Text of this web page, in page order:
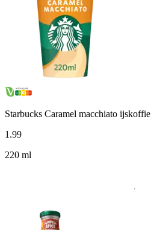
Starbucks Caramel macchiato ijskoffie
1 .99
220 ml